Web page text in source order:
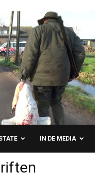
IN DE MEDIA